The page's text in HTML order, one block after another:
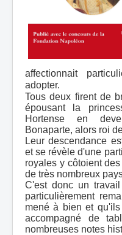
affectionnait
adopter.
Tous deux firent de
épousant la
Hortense en
Bonaparte, alors roi
Leur descendance
et se révèle d'une
royales y côtoient
de très nombreux
C'est donc un
particulièrement
mené à bien et
accompagné de
nombreuses notes